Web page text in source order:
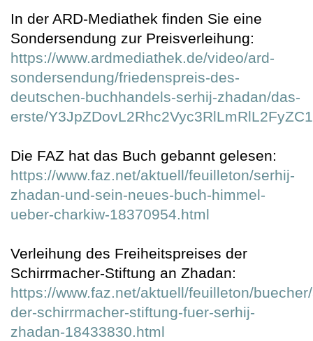
In der ARD-Mediathek finden Sie eine
Sondersendung zur Preisverleihung:
https://www.ardmediathek.de/video/ard-
sondersendung/friedenspreis-des-
deutschen-buchhandels-serhij-zhadan/das-
erste/
Die FAZ hat das Buch gebannt gelesen:
https://www.faz.net/aktuell/feuilleton/serhij-
zhadan-und-sein-neues-buch-himmel-
ueber-charkiw-18370954.html
Verleihung des Freiheitspreises der
Schirrmacher-Stiftung an Zhadan:
https://www.faz.net/aktuell/feuilleton/
der-schirrmacher-stiftung-fuer-serhij-
zhadan-18433830.html